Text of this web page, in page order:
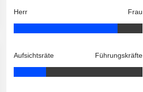
Herr Frau
Aufsichtsräte Führungskräfte